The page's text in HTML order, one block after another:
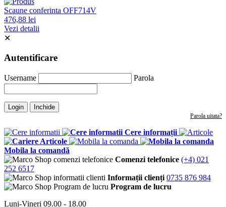
Scaune conferinta OFF714V
476,88 lei
Vezi detalii
✕
Autentificare
Username Parola
Login Inchide
Parola uitata?
Cere informații
Articole
Mobila la comandă
Comenzi telefonice (+4) 021
252 6517
Informații clienți 0735 876 984
Program de lucru
Luni-Vineri 09.00 - 18.00